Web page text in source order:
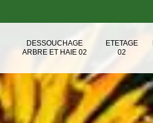
DESSOUCHAGE
ARBRE ET HAIE 02
ETETAGE
02